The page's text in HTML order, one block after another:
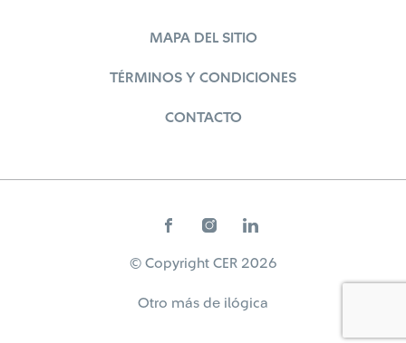
MAPA DEL SITIO
TÉRMINOS Y CONDICIONES
CONTACTO
© Copyright CER 2026
Otro más de ilógica